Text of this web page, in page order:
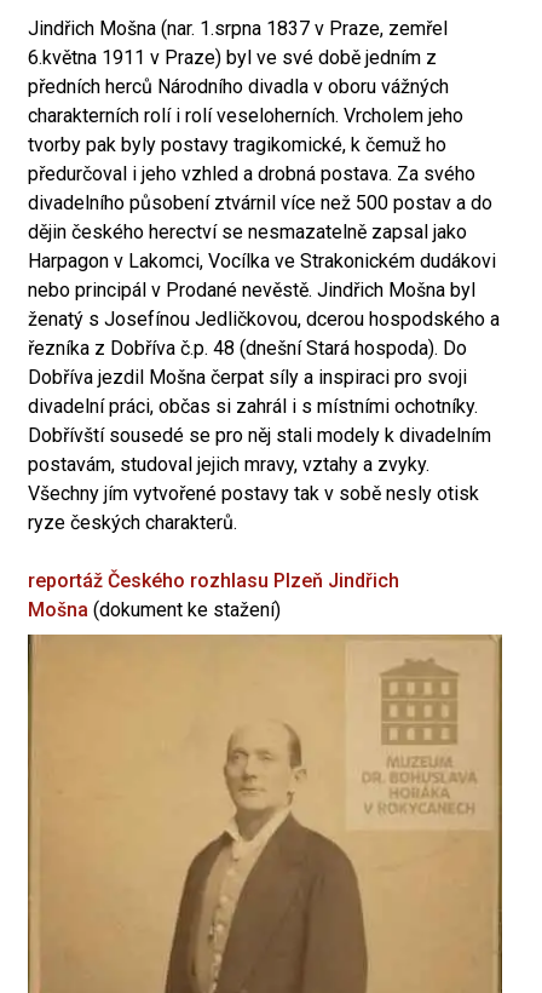
Jindřich Mošna (nar. 1.srpna 1837 v Praze, zemřel
6.května 1911 v Praze) byl ve své době jedním z
předních herců Národního divadla v oboru vážných
charakterních rolí i rolí veseloherních. Vrcholem jeho
tvorby pak byly postavy tragikomické, k čemuž ho
předurčoval i jeho vzhled a drobná postava. Za svého
divadelního působení ztvárnil více než 500 postav a do
dějin českého herectví se nesmazatelně zapsal jako
Harpagon v Lakomci, Vocílka ve Strakonickém dudákovi
nebo principál v Prodané nevěstě. Jindřich Mošna byl
ženatý s Josefínou Jedličkovou, dcerou hospodského a
řezníka z Dobříva č.p. 48 (dnešní Stará hospoda). Do
Dobříva jezdil Mošna čerpat síly a inspiraci pro svoji
divadelní práci, občas si zahrál i s místními ochotníky.
Dobřívští sousedé se pro něj stali modely k divadelním
postavám, studoval jejich mravy, vztahy a zvyky.
Všechny jím vytvořené postavy tak v sobě nesly otisk
ryze českých charakterů.
reportáž Českého rozhlasu Plzeň Jindřich
Mošna (dokument ke stažení)